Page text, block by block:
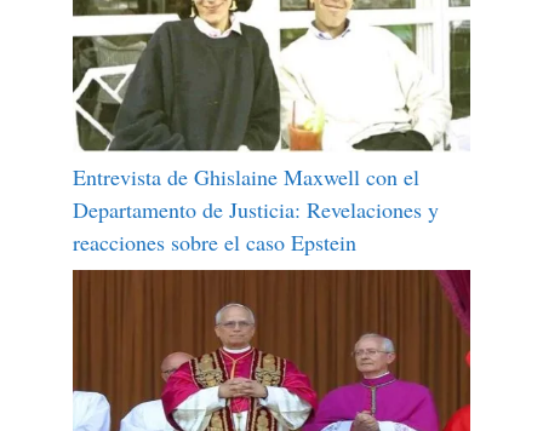
Entrevista de Ghislaine Maxwell con el
Departamento de Justicia: Revelaciones y
reacciones sobre el caso Epstein